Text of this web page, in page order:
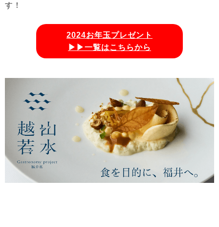
す！
2024お年玉プレゼント
▶▶一覧はこちらから